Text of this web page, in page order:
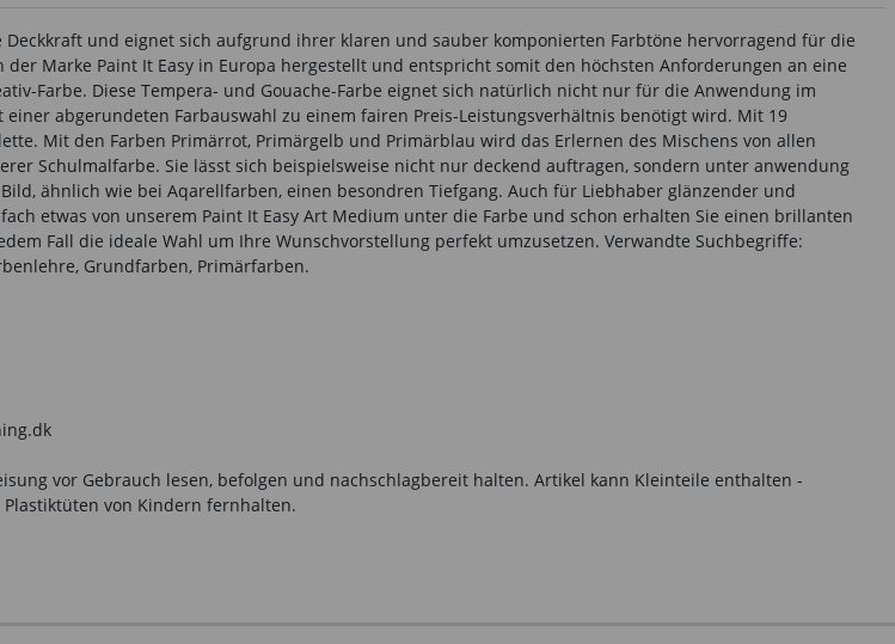
und eignet sich aufgrund ihrer klaren und sauber komponierten Farbtöne hervorragend für die
Marke Paint It Easy in Europa hergestellt und entspricht somit den höchsten Anforderungen an eine
Farbe. Diese Tempera- und Gouache-Farbe eignet sich natürlich nicht nur für die Anwendung im
abgerundeten Farbauswahl zu einem fairen Preis-Leistungsverhältnis benötigt wird. Mit 19
Mit den Farben Primärrot, Primärgelb und Primärblau wird das Erlernen des Mischens von allen
Schulmalfarbe. Sie lässt sich beispielsweise nicht nur deckend auftragen, sondern unter anwendung
ähnlich wie bei Aqarellfarben, einen besondren Tiefgang. Auch für Liebhaber glänzender und
etwas von unserem Paint It Easy Art Medium unter die Farbe und schon erhalten Sie einen brillanten
Fall die ideale Wahl um Ihre Wunschvorstellung perfekt umzusetzen. Verwandte Suchbegriffe:
Grundfarben, Primärfarben.
vor Gebrauch lesen, befolgen und nachschlagbereit halten. Artikel kann Kleinteile enthalten -
von Kindern fernhalten.